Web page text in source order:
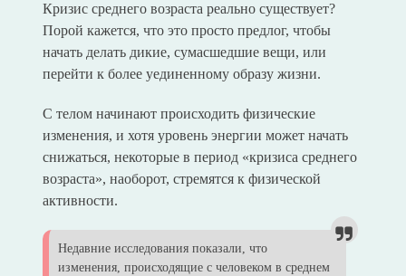
Кризис среднего возраста реально существует?
Порой кажется, что это просто предлог, чтобы
начать делать дикие, сумасшедшие вещи, или
перейти к более уединенному образу жизни.
С телом начинают происходить физические
изменения, и хотя уровень энергии может начать
снижаться, некоторые в период «кризиса среднего
возраста», наоборот, стремятся к физической
активности.
Недавние исследования показали, что
изменения, происходящие с человеком в среднем